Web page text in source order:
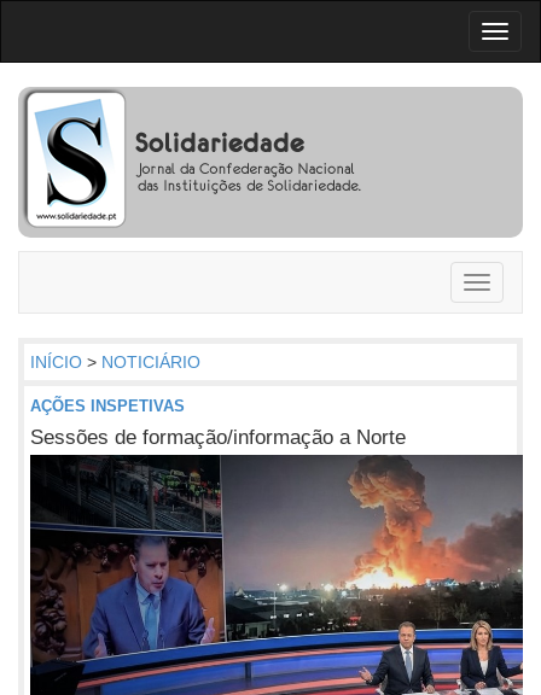
Toggle
INÍCIO > NOTICIÁRIO
AÇÕES INSPETIVAS
Sessões de formação/informação a Norte